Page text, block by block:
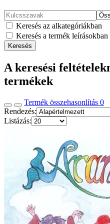
Keresés az alkategóriákban
Keresés a termék leírásokban
Keresés
A keresési
termékek
Termék összehasonlítás 0
Rendezés:
Listázás: